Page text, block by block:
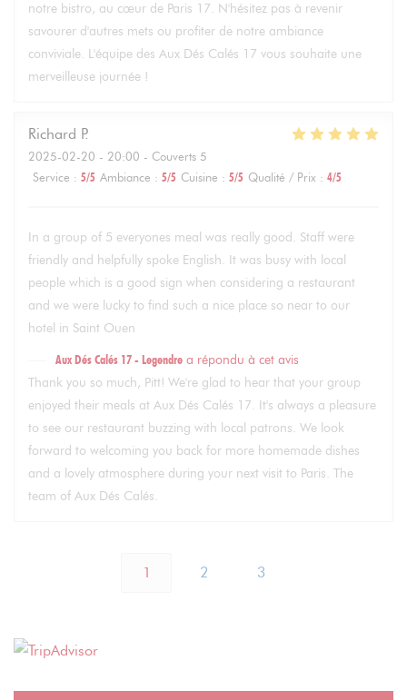
notre bistro, au cœur de Paris 17. N'hésitez pas à revenir
savourer d'autres mets ou profiter de notre ambiance
conviviale. L'équipe des Aux Dés Calés 17 vous souhaite une
merveilleuse journée !
Richard P
2025-02-20 - 20:00 - Couverts 5
Service : 5/5 Ambiance : 5/5 Cuisine : 5/5 Qualité / Prix : 4/5
In a group of 5 everyones meal was really good. Staff were
friendly and helpfully spoke English. It was busy with local
people which is a good sign when considering a restaurant
and we were lucky to find such a nice place so near to our
hotel in Saint Ouen
Aux Dés Calés 17 - Legendre a répondu à cet avis
Thank you so much, Pitt! We're glad to hear that your group
enjoyed their meals at Aux Dés Calés 17. It's always a pleasure
to see our restaurant buzzing with local patrons. We look
forward to welcoming you back for more homemade dishes
and a lovely atmosphere during your next visit to Paris. The
team of Aux Dés Calés.
1 2 3